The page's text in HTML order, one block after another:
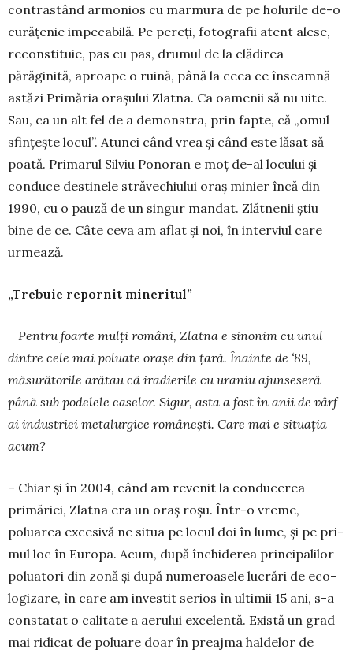
contrastând armonios cu marmura de pe holurile de-o
curățenie impecabilă. Pe pereți, fo­tografii atent alese,
reconstituie, pas cu pas, drumul de la clădirea
părăginită, aproape o ruină, până la ceea ce înseamnă
astăzi Primăria orașului Zlatna. Ca oamenii să nu uite.
Sau, ca un alt fel de a de­mons­tra, prin fapte, că „omul
sfințește locul”. Atunci când vrea și când este lăsat să
poată. Pri­marul Silviu Ponoran e moț de-al locului și
con­duce destinele străvechiului oraș minier încă din
1990, cu o pauză de un singur mandat. Zlăt­nenii știu
bine de ce. Câte ceva am aflat și noi, în inter­viul care
urmează.
„Trebuie repornit mineritul”
– Pentru foarte mulți români, Zlatna e si­nonim cu unul
dintre cele mai poluate orașe din țară. Înainte de ‘89,
măsurătorile arătau că ira­die­rile cu uraniu ajunseseră
până sub podelele ca­se­lor. Sigur, asta a fost în anii de vârf
ai in­dus­triei metalurgice românești. Care mai e situația
acum?
– Chiar și în 2004, când am revenit la con­ducerea
primăriei, Zlat­na era un oraș roșu. În­tr-o vreme,
poluarea ex­cesivă ne situa pe locul doi în lume, și pe pri­
mul loc în Europa. A­cum, după în­chiderea prin­ci­palilor
po­luatori din zo­nă și după nume­roasele lucrări de eco­
lo­gizare, în care am in­ves­tit serios în ultimii 15 ani, s-a
cons­tatat o ca­litate a aerului exce­lentă. Există un grad
mai ridicat de po­luare doar în preaj­ma hal­de­lor de